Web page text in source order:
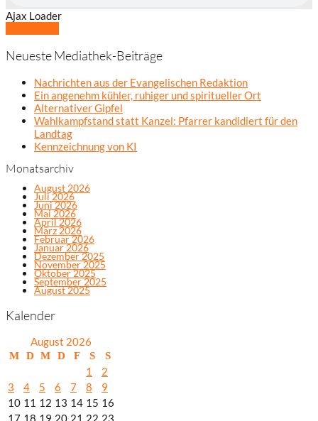
Ajax Loader
Neueste Mediathek-Beiträge
Nachrichten aus der Evangelischen Redaktion
Ein angenehm kühler, ruhiger und spiritueller Ort
Alternativer Gipfel
Wahlkampfstand statt Kanzel: Pfarrer kandidiert für den
Landtag
Kennzeichnung von KI
Monatsarchiv
August 2026
Juli 2026
Juni 2026
Mai 2026
April 2026
März 2026
Februar 2026
Januar 2026
Dezember 2025
November 2025
Oktober 2025
September 2025
August 2025
Kalender
August 2026
M D M D F S S
1
2
3
4 5 6 7 8
9
10 11 12 13 14 15 16